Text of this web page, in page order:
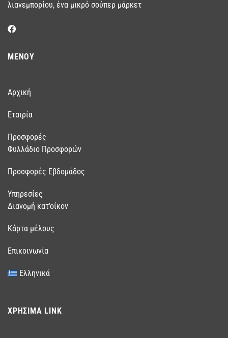
λιανεμπορίου, ένα μικρό σούπερ μάρκετ
ΜΕΝΟΥ
Αρχική
Εταιρία
Προσφορές
Φυλλάδιο Προσφορών
Προσφορές Εβδομάδος
Υπηρεσίες
Διανομή κατ’οίκον
Κάρτα μέλους
Επικοινωνία
Ελληνικά
ΧΡΗΣΙΜΑ LINK